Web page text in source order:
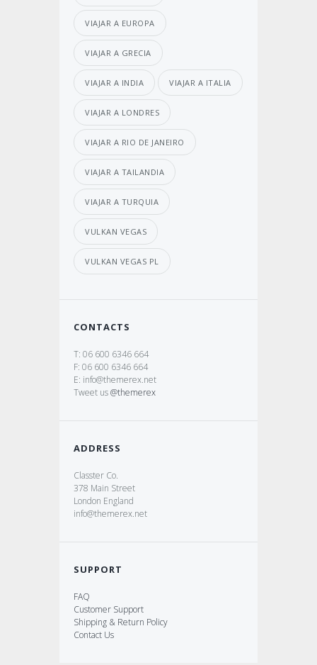
VIAJAR A EUROPA
VIAJAR A GRECIA
VIAJAR A INDIA VIAJAR A ITALIA
VIAJAR A LONDRES
VIAJAR A RIO DE JANEIRO
VIAJAR A TAILANDIA
VIAJAR A TURQUIA
VULKAN VEGAS
VULKAN VEGAS PL
CONTACTS
T: 06 600 6346 664
F: 06 600 6346 664
E: info@themerex.net
Tweet us@themerex
ADDRESS
Classter Co.
378 Main Street
London England
info@themerex.net
SUPPORT
FAQ
Customer Support
Shipping & Return Policy
Contact Us